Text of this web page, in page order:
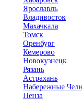
Ярославль
Владивосток
Махачкала
Томск
Оренбург
Кемерово
Новокузнецк
Рязань
Астрахань
Набережные
Пенза